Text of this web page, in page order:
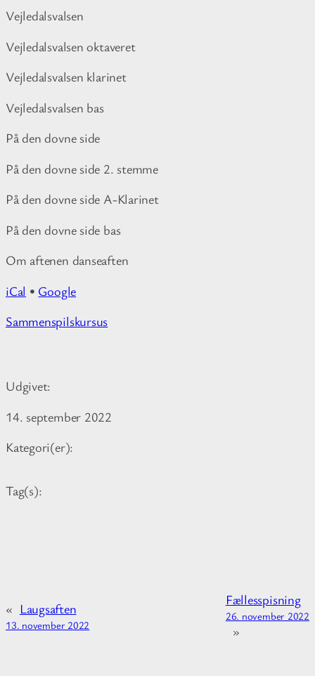
Vejledalsvalsen
Vejledalsvalsen oktaveret
Vejledalsvalsen klarinet
Vejledalsvalsen bas
På den dovne side
På den dovne side 2. stemme
På den dovne side A-Klarinet
På den dovne side bas
Om aftenen danseaften
iCal • Google
M
i
o
a
o
Sammenspilskursus
Udgivet:
14. september 2022
Kategori(er):
Tag(s):
« Laugsaften
13. november 2022
Fællesspisning
26. november 2022
»